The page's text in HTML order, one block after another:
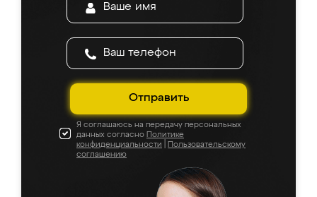
Отправить
Я соглашаюсь на передачу персональных
данных согласно Политике
конфиденциальности
Пользовательскому
соглашению